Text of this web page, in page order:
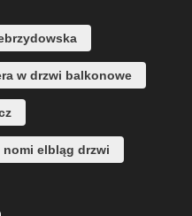
w drzwi balkonowe
nomi elbląg drzwi